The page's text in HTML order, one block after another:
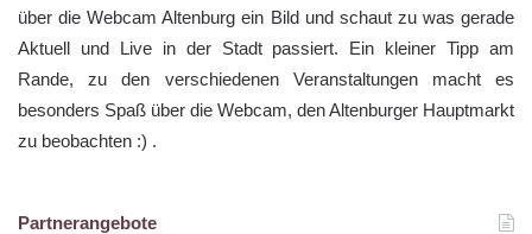
über die Webcam Altenburg ein Bild und schaut zu was gerade
Aktuell und Live in der Stadt passiert. Ein kleiner Tipp am
Rande, zu den verschiedenen Veranstaltungen macht es
besonders Spaß über die Webcam, den Altenburger Hauptmarkt
zu beobachten :) .
Partnerangebote